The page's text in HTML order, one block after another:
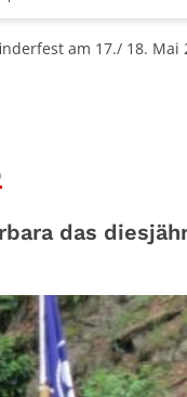
am 17./ 18. Mai
das